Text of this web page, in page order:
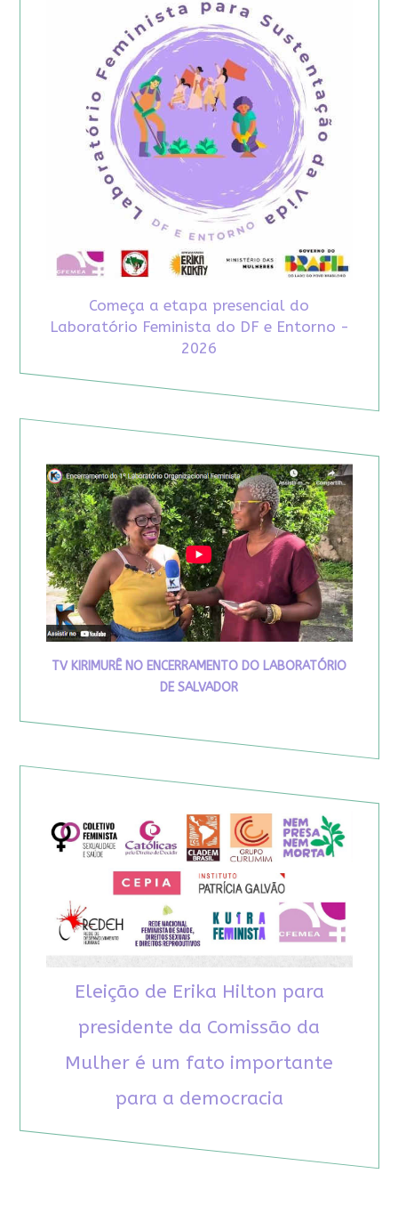
Começa a etapa presencial do
Laboratório Feminista do DF e Entorno -
2026
TV KIRIMURÊ NO ENCERRAMENTO DO LABORATÓRIO
DE SALVADOR
Eleição de Erika Hilton para
presidente da Comissão da
Mulher é um fato importante
para a democracia